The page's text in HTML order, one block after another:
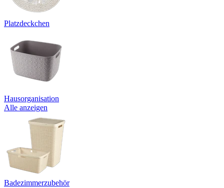
Platzdeckchen
Hausorganisation
Alle anzeigen
Badezimmerzubehör